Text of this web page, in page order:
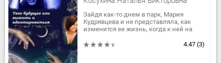
Зайдя как-то днем в парк, Мария
Кудрявцева и не представляла, как
изменится ее жизнь, когда к ней на
и сделал подарок. Теперь она...
4.47 (3)